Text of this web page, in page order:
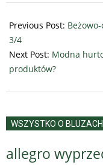
08-
30
Previous Post:
3/4
Next Post: Modna
produktów?
WSZYSTKO O BLUZACH
allegro